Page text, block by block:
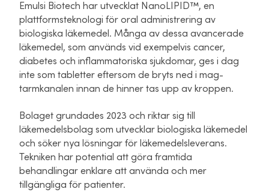
Emulsi Biotech har utvecklat NanoLIPID™, en
plattformsteknologi för oral administrering av
biologiska läkemedel. Många av dessa avancerade
läkemedel, som används vid exempelvis cancer,
diabetes och inflammatoriska sjukdomar, ges i dag
inte som tabletter eftersom de bryts ned i mag-
tarmkanalen innan de hinner tas upp av kroppen.
Bolaget grundades 2023 och riktar sig till
läkemedelsbolag som utvecklar biologiska läkemedel
och söker nya lösningar för läkemedelsleverans.
Tekniken har potential att göra framtida
behandlingar enklare att använda och mer
tillgängliga för patienter.